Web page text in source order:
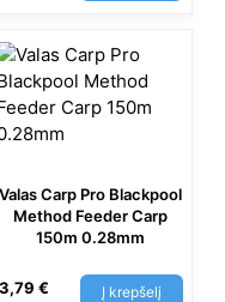
Valas Carp Pro Blackpool
Method Feeder Carp
150m 0.28mm
3,79 € Į krepšelį